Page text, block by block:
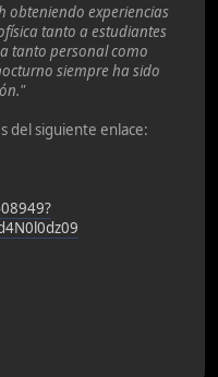
obteniendo experiencias
tanto a estudiantes
tanto personal como
siempre ha sido
del siguiente enlace: